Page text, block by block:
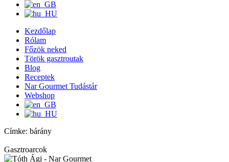
Kezdőlap
Rólam
Főzök neked
Török gasztroutak
Blog
Receptek
Nar Gourmet Tudástár
Webshop
Címke: bárány
Gasztroarcok